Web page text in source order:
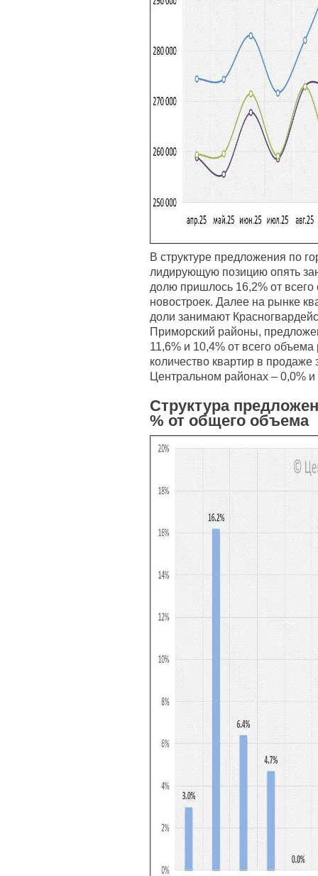
В структуре предложения по
лидирующую позицию опять
долю пришлось 16,2% от
новостроек. Далее на рынке
доли занимают
Приморский районы,
11,6% и 10,4% от всего
количество квартир в
Центральном районах – 0,0% и
Структура
% от общего объема